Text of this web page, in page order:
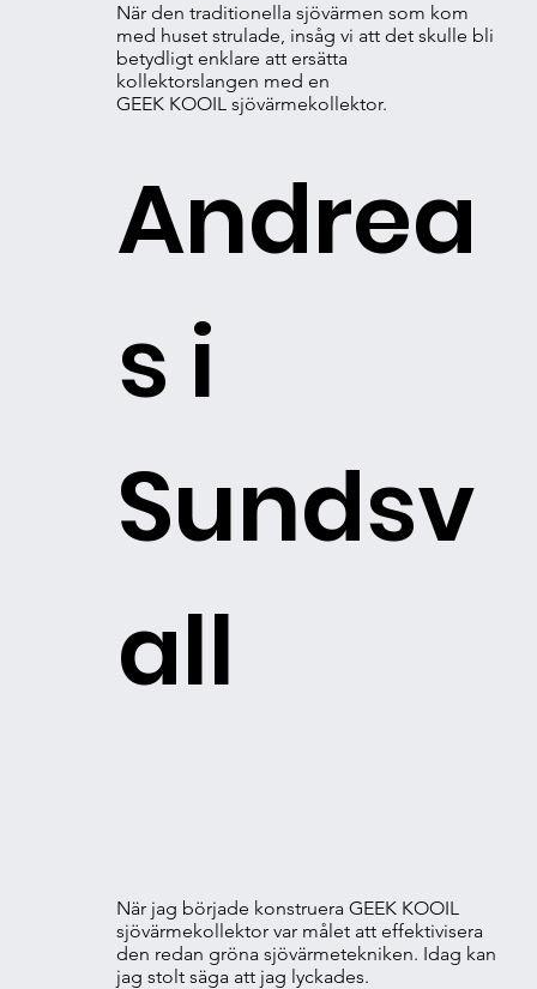
När den traditionella sjövärmen som kom
med huset strulade, insåg vi att det skulle bli
betydligt enklare att ersätta
kollektorslangen med en
GEEK KOOIL sjövärmekollektor.
Andrea
s i
Sundsv
all
När jag började konstruera GEEK KOOIL
sjövärmekollektor var målet att effektivisera
den redan gröna sjövärmetekniken. Idag kan
jag stolt säga att jag lyckades.